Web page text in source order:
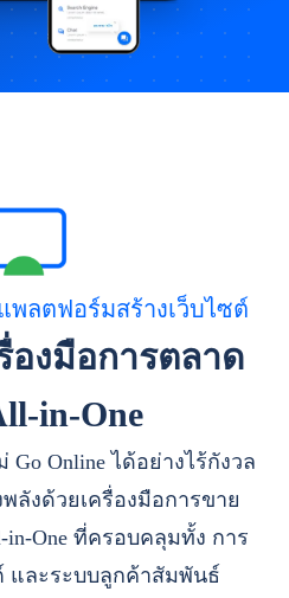
แพลตฟอร์มสร้างเว็บไซต์
องมือการตลาด
in-One
Online ได้อย่างไร้กังวล
ลังด้วยเครื่องมือการขาย
One ที่ครอบคลุมทั้ง การ
และระบบลูกค้าสัมพันธ์